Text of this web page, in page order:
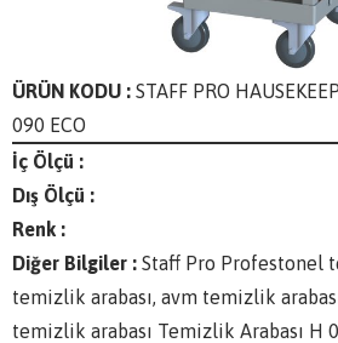
ÜRÜN KODU : STAFF PRO
090 ECO
İç Ölçü :
Dış Ölçü :
Renk :
Diğer Bilgiler : Staff Pro Profestonel
temizlik arabası, avm temizlik
temizlik arabası Temizlik Arabası H